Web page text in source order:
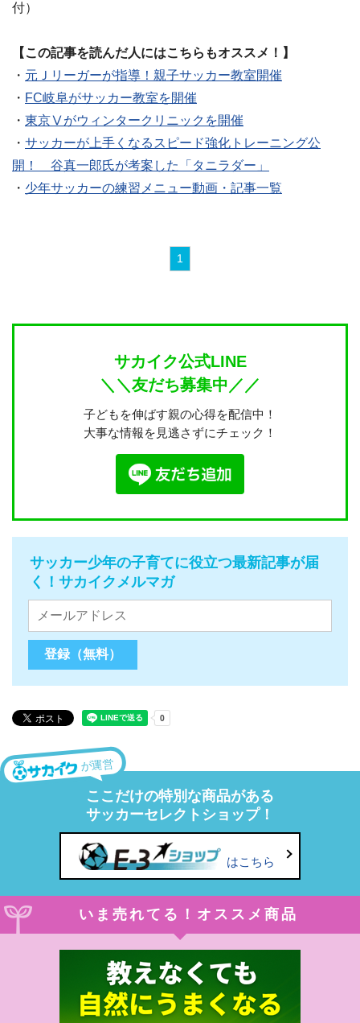
付）
【この記事を読んだ人にはこちらもオススメ！】
・ 元Ｊリーガーが指導！親子サッカー教室開催
・ FC岐阜がサッカー教室を開催
・ 東京Ⅴがウィンタークリニックを開催
・ サッカーが上手くなるスピード強化トレーニング公
開！ 谷真一郎氏が考案した「タニラダー」
・ 少年サッカーの練習メニュー動画・記事一覧
1
サカイク公式LINE
＼＼友だち募集中／／
子どもを伸ばす親の心得を配信中！
大事な情報を見逃さずにチェック！
サッカー少年の子育てに役立つ最新記事が届
く！サカイクメルマガ
が運営
ここだけの特別な商品がある
サッカーセレクトショップ！
はこちら
いま売れてる！オススメ商品